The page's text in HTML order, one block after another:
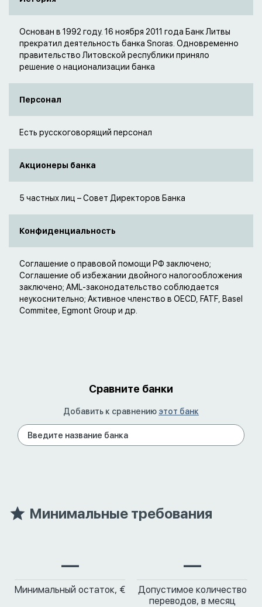
Основан в 1992 году. 16 ноября 2011 года Банк Литвы
прекратил деятельность банка Snoras. Одновременно
правительство Литовской республики приняло
решение о национализации банка
Персонал
Есть русскоговорящий персонал
Акционеры банка
5 частных лиц – Совет Директоров Банка
Конфиденциальность
Соглашение о правовой помощи РФ заключено;
Соглашение об избежании двойного налогообложения
заключено; AML-законодательство соблюдается
неукоснительно; Активное членство в OECD, FATF, Basel
Commitee, Egmont Group и др.
Сравните банки
Добавить к сравнению этот банк
Минимальные требования
—
Минимальный остаток, €
—
Допустимое количество
переводов, в месяц